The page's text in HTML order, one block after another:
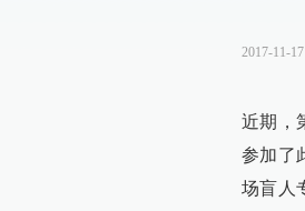
2017-11-
近期，
参加了
场盲人